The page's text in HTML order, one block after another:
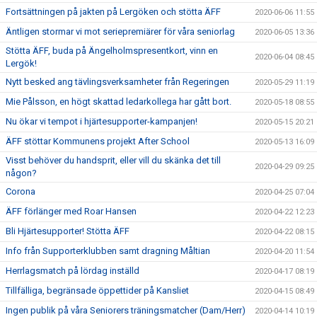
Fortsättningen på jakten på Lergöken och stötta ÄFF 2020-06-06 11:55
Äntligen stormar vi mot seriepremiärer för våra seniorlag 2020-06-05 13:36
Stötta ÄFF, buda på Ängelholmspresentkort, vinn en
Lergök!
2020-06-04 08:45
Nytt besked ang tävlingsverksamheter från Regeringen 2020-05-29 11:19
Mie Pålsson, en högt skattad ledarkollega har gått bort. 2020-05-18 08:55
Nu ökar vi tempot i hjärtesupporter-kampanjen! 2020-05-15 20:21
ÄFF stöttar Kommunens projekt After School 2020-05-13 16:09
Visst behöver du handsprit, eller vill du skänka det till
någon?
2020-04-29 09:25
Corona 2020-04-25 07:04
ÄFF förlänger med Roar Hansen 2020-04-22 12:23
Bli Hjärtesupporter! Stötta ÄFF 2020-04-22 08:15
Info från Supporterklubben samt dragning Måltian 2020-04-20 11:54
Herrlagsmatch på lördag inställd 2020-04-17 08:19
Tillfälliga, begränsade öppettider på Kansliet 2020-04-15 08:49
Ingen publik på våra Seniorers träningsmatcher (Dam/Herr) 2020-04-14 10:19